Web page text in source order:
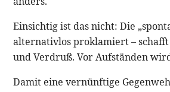
Einsichtig ist das nicht: Die
alternativlos proklamiert –
und Verdruß. Vor Aufständen
Damit eine vernünftige